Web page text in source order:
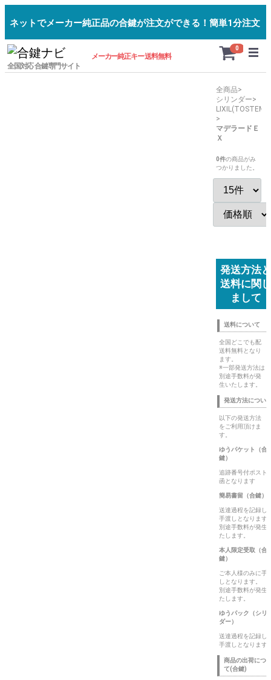
ネットでメーカー純正品の合鍵が注文ができる！簡単1分注文
メーカー純正キー 送料無料
全国対応 合鍵専門サイト
0
全商品
シリンダー
LIXIL(TOSTEM)
マデラードＥ
Ｘ
0件の商品がみ
つかりました。
発送方法
送料に関
まして
送料について
全国どこでも配
送料無料となり
ます。
※一部発送方法は
別途手数料が発
生いたします。
発送方法につい
以下の発送方法
をご利用頂けま
す。
ゆうパケット（合
鍵）
追跡番号付ポスト
函となります
簡易書留（合鍵）
送達過程を記録し
手渡しとなります
別途手数料が発生
たします。
本人限定受取（合
鍵）
ご本人様のみに手
しとなります。
別途手数料が発生
たします。
ゆうパック（シリ
ダー）
送達過程を記録し
手渡しとなります
商品の出荷につ
て(合鍵)